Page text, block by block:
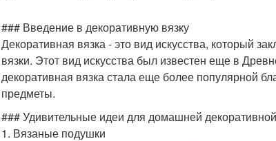
### Введение в декоративную вязку
Декоративная вязка - это вид искусства, который
вязки. Этот вид искусства был известен еще в
декоративная вязка стала еще более популярной
предметы.
### Удивительные идеи для домашней
1. Вязаные подушки